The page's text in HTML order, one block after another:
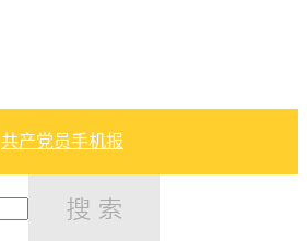
共产党员手机报